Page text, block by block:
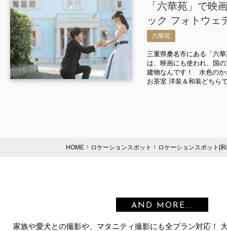
「六華苑」で映
ック フォトウ
六華苑
三重県桑名市にある「六
は、映画にも使われ、国
建物なんです！ 水色のか
お茶室 洋装＆和装どちら
HOME ロケーションスポット ロケーションスポット[
AND MORE...
家族や愛犬との撮影や、マタニティ撮影にも全プラン対応！